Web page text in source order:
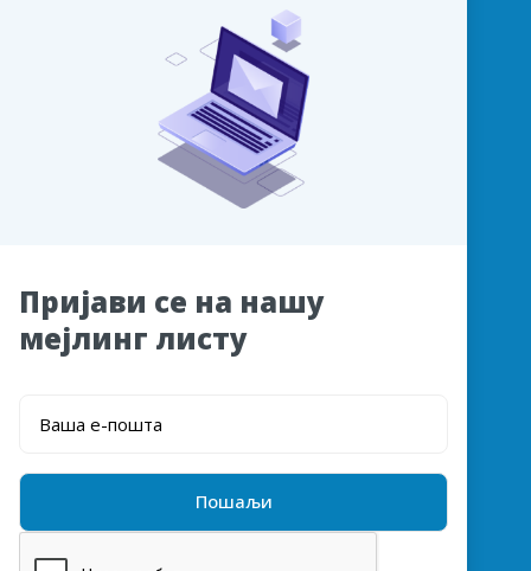
Пријави се на нашу
мејлинг листу